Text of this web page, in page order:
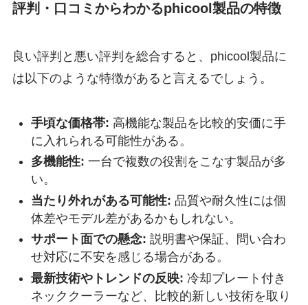
評判・口コミからわかるphicool製品の特徴
良い評判と悪い評判を総合すると、phicool製品に
は以下のような特徴があると言えるでしょう。
手頃な価格帯: 高機能な製品を比較的安価に手
に入れられる可能性がある。
多機能性: 一台で複数の役割をこなす製品が多
い。
当たり外れがある可能性: 品質や耐久性には個
体差やモデル差があるかもしれない。
サポート面での懸念: 説明書や保証、問い合わ
せ対応に不安を感じる場合がある。
最新技術やトレンドの反映: 冷却プレート付き
ネッククーラーなど、比較的新しい技術を取り